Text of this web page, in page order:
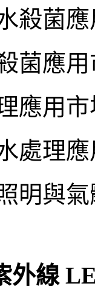
殺菌
菌應
應用市
處理
明與
外線